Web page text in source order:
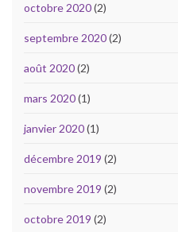
octobre 2020(2)
septembre 2020(2)
août 2020(2)
mars 2020(1)
janvier 2020(1)
décembre 2019 (2)
novembre 2019 (2)
octobre 2019 (2)